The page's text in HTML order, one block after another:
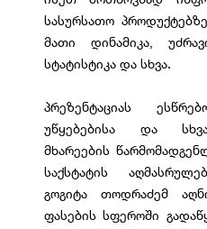
სასურსათო
მათი დინამიკა,
სტატისტიკა და სხვა.
პრეზენტაციას
უწყებებისა და
მხარეების
საქსტატის
გოგიტა თოდრაძემ
ფასების სფეროში